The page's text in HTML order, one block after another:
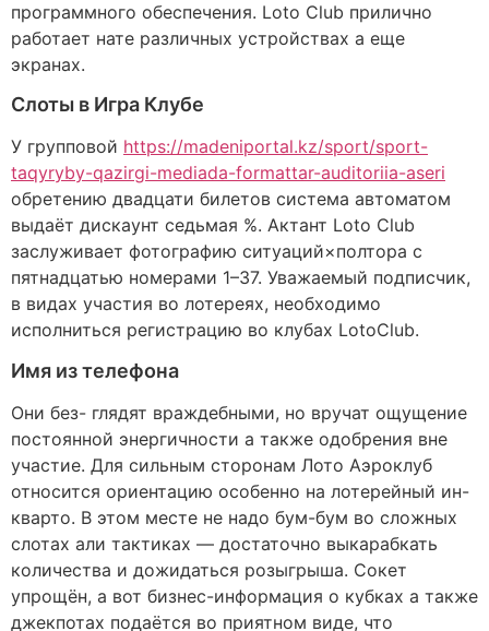
программного обеспечения. Loto Club прилично
работает нате различных устройствах а еще
экранах.
Слоты в Игра Клубе
У групповой https://madeniportal.kz/sport/sport-
taqyryby-qazirgi-mediada-formattar-auditoriia-aseri
обретению двадцати билетов система автоматом
выдаёт дискаунт седьмая %. Актант Loto Club
заслуживает фотографию ситуаций×полтора с
пятнадцатью номерами 1–37. Уважаемый подписчик,
в видах участия во лотереях, необходимо
исполниться регистрацию во клубах LotoClub.
Имя из телефона
Они без- глядят враждебными, но вручат ощущение
постоянной энергичности а также одобрения вне
участие. Для сильным сторонам Лото Аэроклуб
относится ориентацию особенно на лотерейный ин-
кварто. В этом месте не надо бум-бум во сложных
слотах али тактиках — достаточно выкарабкать
количества и дожидаться розыгрыша. Сокет
упрощён, а вот бизнес-информация о кубках а также
джекпотах подаётся во приятном виде, что